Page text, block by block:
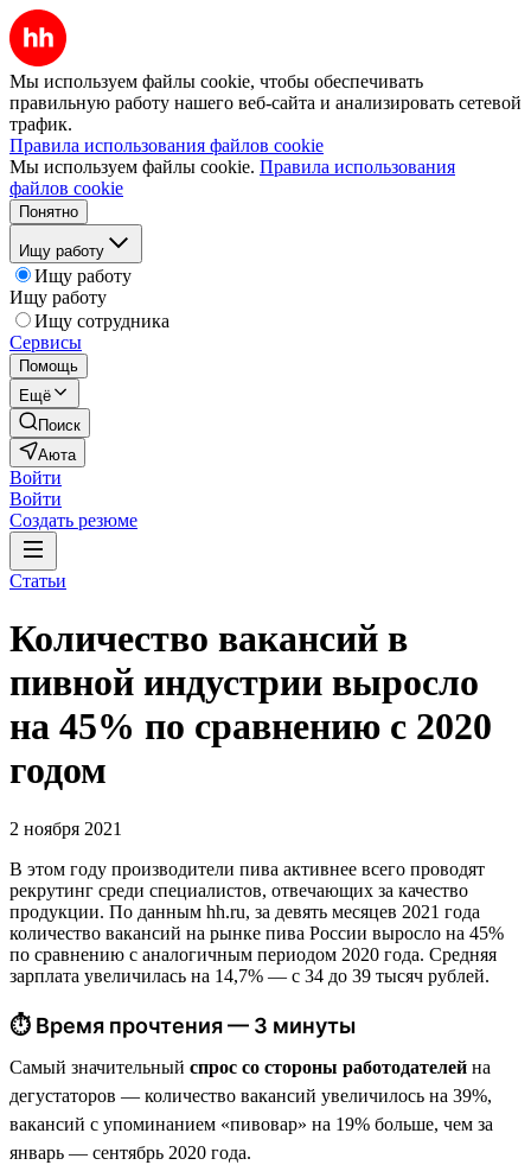
Мы используем файлы cookie, чтобы обеспечивать
правильную работу нашего веб-сайта и анализировать сетевой
трафик.
Правила использования файлов cookie
Мы используем файлы cookie. Правила использования
файлов cookie
Понятно
Ищу работу
Ищу работу
Ищу работу
Ищу сотрудника
Сервисы
Помощь
Ещё
Поиск
Аюта
Войти
Войти
Создать резюме
Статьи
Количество вакансий в
пивной индустрии выросло
на 45% по сравнению с 2020
годом
2 ноября 2021
В этом году производители пива активнее всего проводят
рекрутинг среди специалистов, отвечающих за качество
продукции. По данным hh.ru, за девять месяцев 2021 года
количество вакансий на рынке пива России выросло на 45%
по сравнению с аналогичным периодом 2020 года. Средняя
зарплата увеличилась на 14,7% — с 34 до 39 тысяч рублей.
⏱ Время прочтения — 3 минуты
Самый значительный спрос со стороны работодателей на
дегустаторов — количество вакансий увеличилось на 39%,
вакансий с упоминанием «пивовар» на 19% больше, чем за
январь — сентябрь 2020 года.